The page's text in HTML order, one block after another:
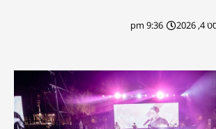
2026
9:36 pm